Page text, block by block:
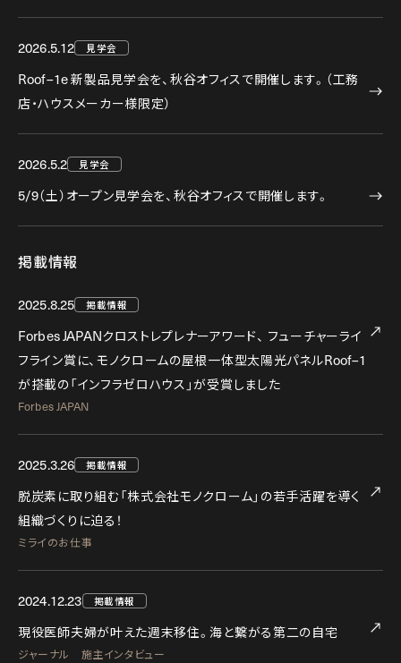
2026.5.12 見学会
Roof–1e新製品見学会を、秋谷オフィスで開催します。（工務
店・ハウスメーカー様限定）
2026.5.2 見学会
5/9（土）オープン見学会を、秋谷オフィスで開催します。
掲載情報
2025.8.25 掲載情報
Forbes JAPANクロストレプレナーアワード、 フューチャーライ
フライン賞に、モノクロームの屋根一体型太陽光パネルRoof–1
が搭載の「インフラゼロハウス」が受賞しました
Forbes JAPAN
2025.3.26 掲載情報
脱炭素に取り組む「株式会社モノクローム」の若手活躍を導く
組織づくりに迫る！
ミライのお仕事
2024.12.23 掲載情報
現役医師夫婦が叶えた週末移住。海と繋がる第二の自宅
ジャーナル 施主インタビュー